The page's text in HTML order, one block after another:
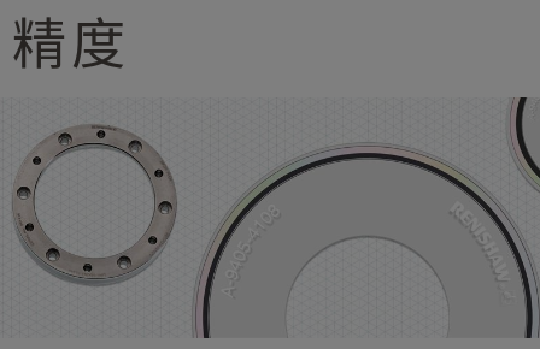
精度